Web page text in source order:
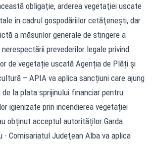
obligaţie, arderea vegetaţiei uscate
în cadrul gospodăriilor cetăţeneşti, dar
a măsurilor generale de stingere a
prevederilor legale privind
de vegetație uscată Agenția de Plăți și
– APIA va aplica sancțiuni care ajung
de la plata sprijinului financiar pentru
igienizate prin incendierea vegetației
obținut acceptul autorităților.Garda
- Comisariatul Judeţean Alba va aplica